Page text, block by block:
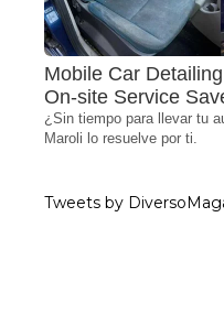
Mobile Car
On-site Service
¿Sin tiempo para llevar tu
Maroli lo resuelve por ti.
Tweets by